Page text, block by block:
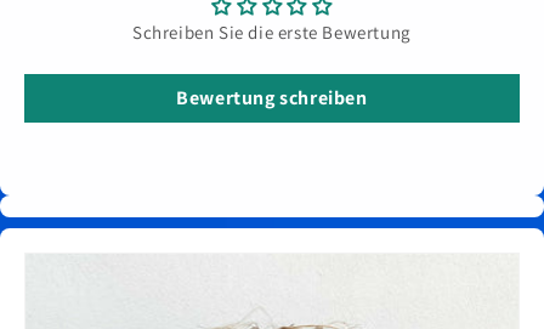
Schreiben Sie die erste Bewertung
Bewertung schreiben